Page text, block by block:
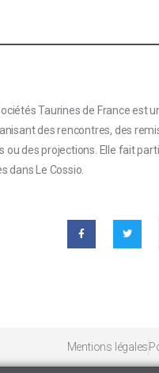
Taurines de France est
des rencontres, des
ou des projections. Elle fait
dans Le Cossio.
Mentions légales